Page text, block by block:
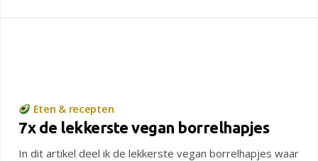
Eten & recepten
7x de lekkerste vegan borrelhapjes
In dit artikel deel ik de lekkerste vegan borrelhapjes waar